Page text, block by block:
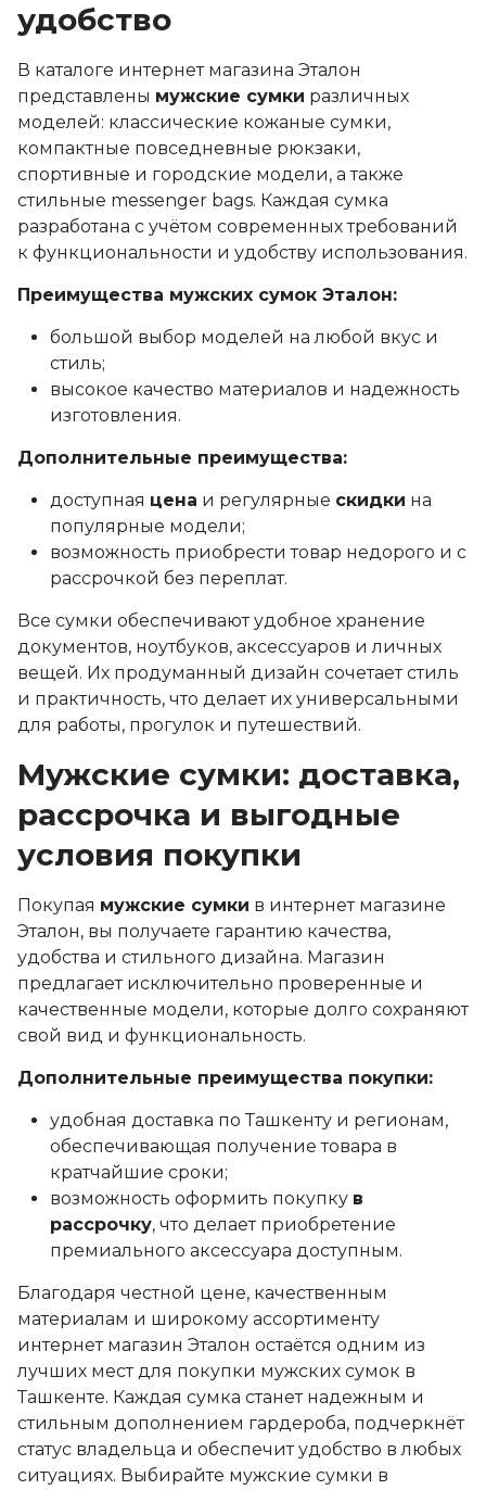
удобство
В каталоге интернет магазина Эталон
представлены мужские сумки различных
моделей: классические кожаные сумки,
компактные повседневные рюкзаки,
спортивные и городские модели, а также
стильные messenger bags. Каждая сумка
разработана с учётом современных требований
к функциональности и удобству использования.
Преимущества мужских сумок Эталон:
большой выбор моделей на любой вкус и
стиль;
высокое качество материалов и надежность
изготовления.
Дополнительные преимущества:
доступная цена и регулярные скидки на
популярные модели;
возможность приобрести товар недорого и с
рассрочкой без переплат.
Все сумки обеспечивают удобное хранение
документов, ноутбуков, аксессуаров и личных
вещей. Их продуманный дизайн сочетает стиль
и практичность, что делает их универсальными
для работы, прогулок и путешествий.
Мужские сумки: доставка,
рассрочка и выгодные
условия покупки
Покупая мужские сумки в интернет магазине
Эталон, вы получаете гарантию качества,
удобства и стильного дизайна. Магазин
предлагает исключительно проверенные и
качественные модели, которые долго сохраняют
свой вид и функциональность.
Дополнительные преимущества покупки:
удобная доставка по Ташкенту и регионам,
обеспечивающая получение товара в
кратчайшие сроки;
возможность оформить покупку в
рассрочку, что делает приобретение
премиального аксессуара доступным.
Благодаря честной цене, качественным
материалам и широкому ассортименту
интернет магазин Эталон остаётся одним из
лучших мест для покупки мужских сумок в
Ташкенте. Каждая сумка станет надежным и
стильным дополнением гардероба, подчеркнёт
статус владельца и обеспечит удобство в любых
ситуациях. Выбирайте мужские сумки в